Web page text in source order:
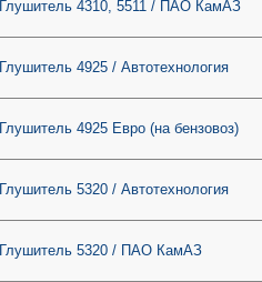
Глушитель 4310, 5511 / ПАО КамАЗ
Глушитель 4925 / Автотехнология
Глушитель 4925 Евро (на бензовоз)
Глушитель 5320 / Автотехнология
Глушитель 5320 / ПАО КамАЗ